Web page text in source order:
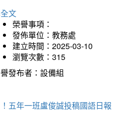
文
榮譽事項：
發佈單位：教務處
建立時間：2025-03-10
瀏覽次數：315
發布者：設備組
五年一班盧俊誠投稿國語日